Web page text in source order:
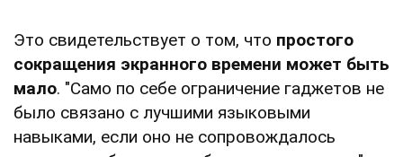
Это свидетельствует о том, что простого
сокращения экранного времени может быть
мало. "Само по себе ограничение гаджетов не
было связано с лучшими языковыми
навыками, если оно не сопровождалось